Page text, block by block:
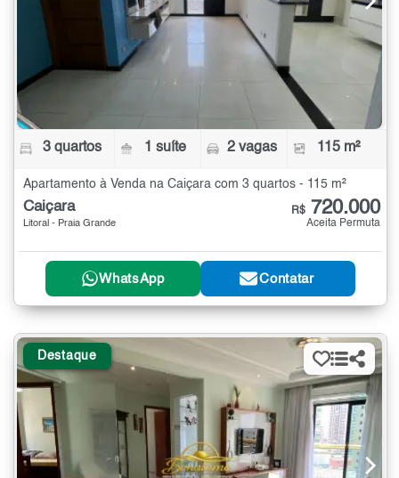
3 quartos 1 suíte 2 vagas 115 m²
Apartamento à Venda na Caiçara com 3 quartos - 115 m²
Caiçara
Litoral - Praia Grande
R$ 720.000
Aceita Permuta
WhatsApp Contatar
Destaque